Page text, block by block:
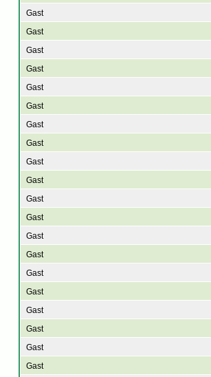
Gast
Gast
Gast
Gast
Gast
Gast
Gast
Gast
Gast
Gast
Gast
Gast
Gast
Gast
Gast
Gast
Gast
Gast
Gast
Gast